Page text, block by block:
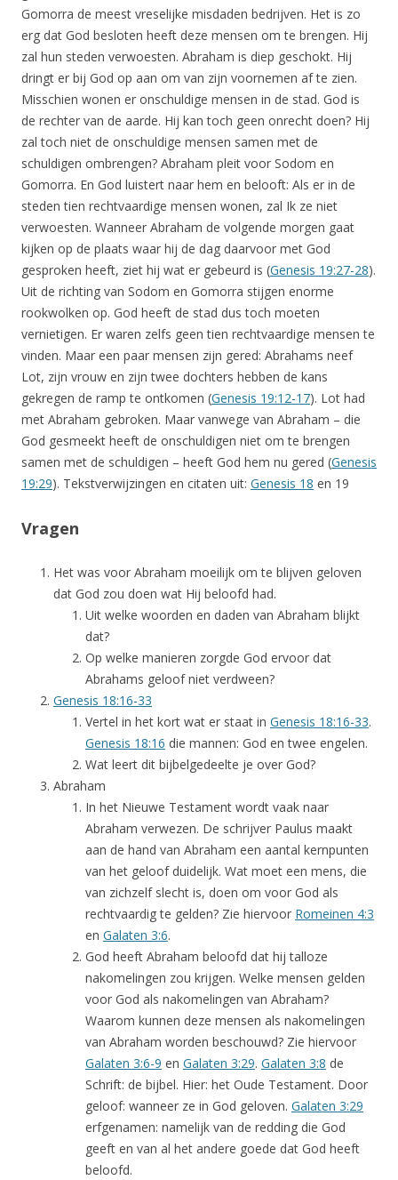
Gomorra de meest vreselijke misdaden bedrijven. Het is zo
erg dat God besloten heeft deze mensen om te brengen. Hij
zal hun steden verwoesten. Abraham is diep geschokt. Hij
dringt er bij God op aan om van zijn voornemen af te zien.
Misschien wonen er onschuldige mensen in de stad. God is
de rechter van de aarde. Hij kan toch geen onrecht doen? Hij
zal toch niet de onschuldige mensen samen met de
schuldigen ombrengen? Abraham pleit voor Sodom en
Gomorra. En God luistert naar hem en belooft: Als er in de
steden tien rechtvaardige mensen wonen, zal Ik ze niet
verwoesten. Wanneer Abraham de volgende morgen gaat
kijken op de plaats waar hij de dag daarvoor met God
gesproken heeft, ziet hij wat er gebeurd is (Genesis 19:27-28).
Uit de richting van Sodom en Gomorra stijgen enorme
rookwolken op. God heeft de stad dus toch moeten
vernietigen. Er waren zelfs geen tien rechtvaardige mensen te
vinden. Maar een paar mensen zijn gered: Abrahams neef
Lot, zijn vrouw en zijn twee dochters hebben de kans
gekregen de ramp te ontkomen (Genesis 19:12-17). Lot had
met Abraham gebroken. Maar vanwege van Abraham – die
God gesmeekt heeft de onschuldigen niet om te brengen
samen met de schuldigen – heeft God hem nu gered (Genesis
19:29). Tekstverwijzingen en citaten uit: Genesis 18 en 19
Vragen
Het was voor Abraham moeilijk om te blijven geloven
dat God zou doen wat Hij beloofd had.
Uit welke woorden en daden van Abraham blijkt
dat?
Op welke manieren zorgde God ervoor dat
Abrahams geloof niet verdween?
Genesis 18:16-33
Vertel in het kort wat er staat in Genesis 18:16-33.
Genesis 18:16 die mannen: God en twee engelen.
Wat leert dit bijbelgedeelte je over God?
Abraham
In het Nieuwe Testament wordt vaak naar
Abraham verwezen. De schrijver Paulus maakt
aan de hand van Abraham een aantal kernpunten
van het geloof duidelijk. Wat moet een mens, die
van zichzelf slecht is, doen om voor God als
rechtvaardig te gelden? Zie hiervoor Romeinen 4:3
en Galaten 3:6.
God heeft Abraham beloofd dat hij talloze
nakomelingen zou krijgen. Welke mensen gelden
voor God als nakomelingen van Abraham?
Waarom kunnen deze mensen als nakomelingen
van Abraham worden beschouwd? Zie hiervoor
Galaten 3:6-9 en Galaten 3:29. Galaten 3:8 de
Schrift: de bijbel. Hier: het Oude Testament. Door
geloof: wanneer ze in God geloven. Galaten 3:29
erfgenamen: namelijk van de redding die God
geeft en van al het andere goede dat God heeft
beloofd.